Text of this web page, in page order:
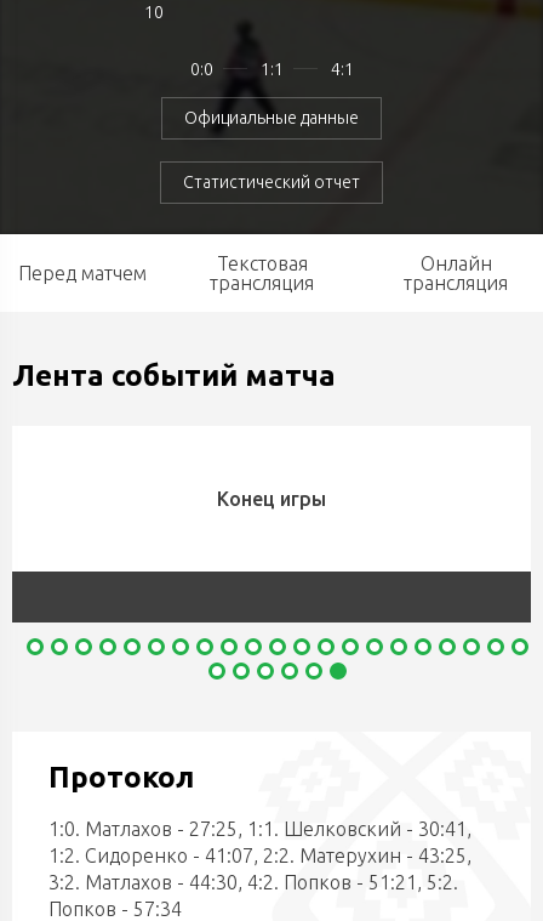
10
0:0 1:1 4:1
Официальные данные
Статистический отчет
Перед матчем
Текстовая
трансляция
Онлайн
трансляция
Лента событий матча
Конец игры
Протокол
1:0. Матлахов - 27:25, 1:1. Шелковский - 30:41,
1:2. Сидоренко - 41:07, 2:2. Матерухин - 43:25,
3:2. Матлахов - 44:30, 4:2. Попков - 51:21, 5:2.
Попков - 57:34